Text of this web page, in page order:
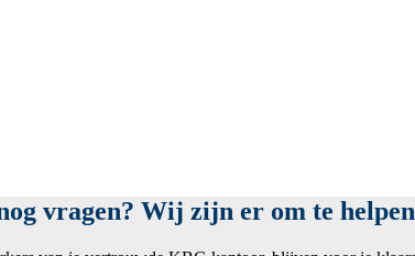
vragen? Wij zijn er om te